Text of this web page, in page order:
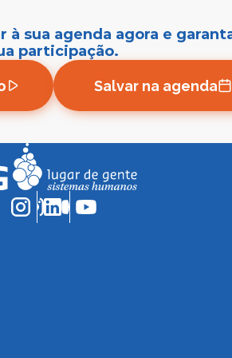
à sua agenda agora e
participação.
Salvar na agenda